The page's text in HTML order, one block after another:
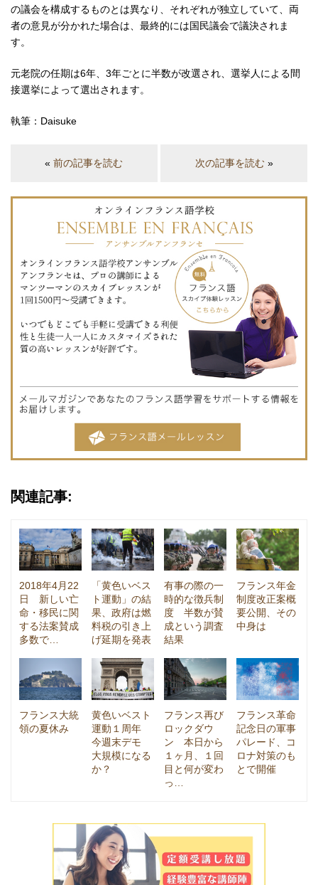
の議会を構成するものとは異なり、それぞれが独立していて、両
者の意見が分かれた場合は、最終的には国民議会で議決されま
す。
元老院の任期は6年、3年ごとに半数が改選され、選挙人による間
接選挙によって選出されます。
執筆：Daisuke
«前の記事を読む 次の記事を読む»
関連記事:
2018年4月22
日 新しい亡
命・移民に関
する法案賛成
多数で…
「黄色いベス
ト運動」の結
果、政府は燃
料税の引き上
げ延期を発表
有事の際の一
時的な徴兵制
度 半数が賛
成という調査
結果
フランス年金
制度改正案概
要公開、その
中身は
フランス大統
領の夏休み
黄色いベスト
運動１周年
今週末デモ
大規模になる
か？
フランス再び
ロックダウ
ン 本日から
１ヶ月、１回
目と何が変わ
っ…
フランス革命
記念日の軍事
パレード、コ
ロナ対策のも
とで開催